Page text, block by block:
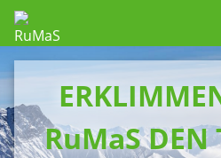
RuMaS DEN